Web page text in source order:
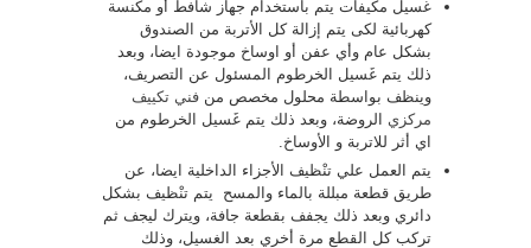
غسيل مكيفات يتم بأستخدام جهاز شافط أو مكنسة
كهربائية لكى يتم إزالة كل الأتربة من الصندوق
بشكل عام وأي عفن أو اوساخ موجودة ايضا، وبعد
ذلك يتم غَسيل الخرطوم المسئول عن التصريف،
وينظف بواسطة محلول مخصص من فني تكييف
مركزي الروضة، وبعد ذلك يتم غَسيل الخرطوم من
اي أثر للاتربة و الأوساخ.
يتم العمل علي تنْظيف الأجزاء الداخلية ايضا، عن
طريق قطعة مبللة بالماء والمسح يتم تنْظيف بشكل
دائري وبعد ذلك يجفف بقطعة جافة، ويترك ليجف ثم
تركب كل القطع مرة أخري بعد الغسيل، وذلك